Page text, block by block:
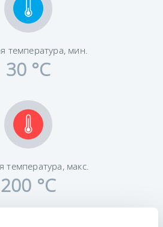
температура, мин.
30 °C
температура, макс.
200 °C